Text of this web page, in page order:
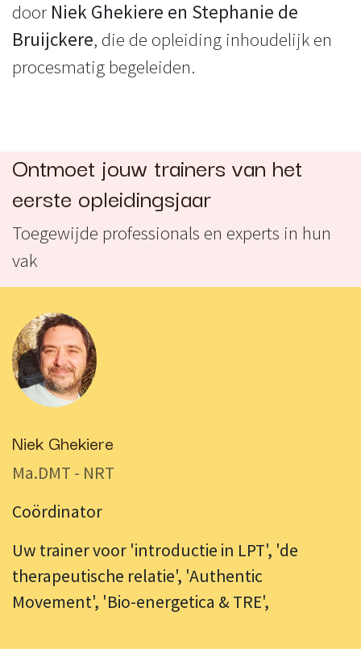
door Niek Ghekiere en Stephanie de
Bruijckere, die de opleiding inhoudelijk en
procesmatig begeleiden.
Ontmoet jouw trainers van het
eerste opleidingsjaar
Toegewijde professionals en experts in hun
vak
Niek Ghekiere
Ma.DMT - NRT
Coördinator
Uw trainer voor 'introductie in LPT', 'de
therapeutische relatie', 'Authentic
Movement', 'Bio-energetica & TRE',